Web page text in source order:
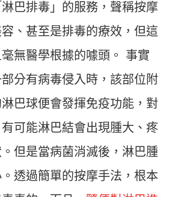
巴排毒」的服務，聲稱按摩
、甚至是排毒的療效，但這
無醫學根據的噱頭。 事實
部分有病毒侵入時，該部位附
巴球便會發揮免疫功能，對
可能淋巴結會出現腫大、疼
但是當病菌消滅後，淋巴腫
透過簡單的按摩手法，根本